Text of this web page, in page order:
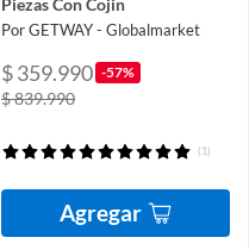
Por GETWAY - Globalmarket
$ 359.990 -57%
$ 839.990
(1)
Agregar